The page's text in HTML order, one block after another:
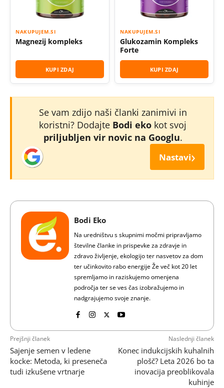
NAKUPUJEM.SI
Magnezij kompleks
KUPI ZDAJ
NAKUPUJEM.SI
Glukozamin Kompleks
Forte
KUPI ZDAJ
Se vam zdijo naši članki zanimivi in
koristni? Dodajte Bodi eko kot svoj
priljubljen vir novic na Googlu.
Nastavi›
Bodi Eko
Na uredništvu s skupnimi močmi pripravljamo
številne članke in prispevke za zdravje in
zdravo življenje, ekologijo ter nasvetov za dom
ter učinkovito rabo energije Že več kot 20 let
spremljamo in raziskujemo omenjena
področja ter se ves čas izobražujemo in
nadgrajujemo svoje znanje.
Prejšnji članek
Sajenje semen v ledene
kocke: Metoda, ki preseneča
tudi izkušene vrtnarje
Naslednji članek
Konec indukcijskih kuhalnih
plošč? Leta 2026 bo ta
inovacija preoblikovala
kuhinje